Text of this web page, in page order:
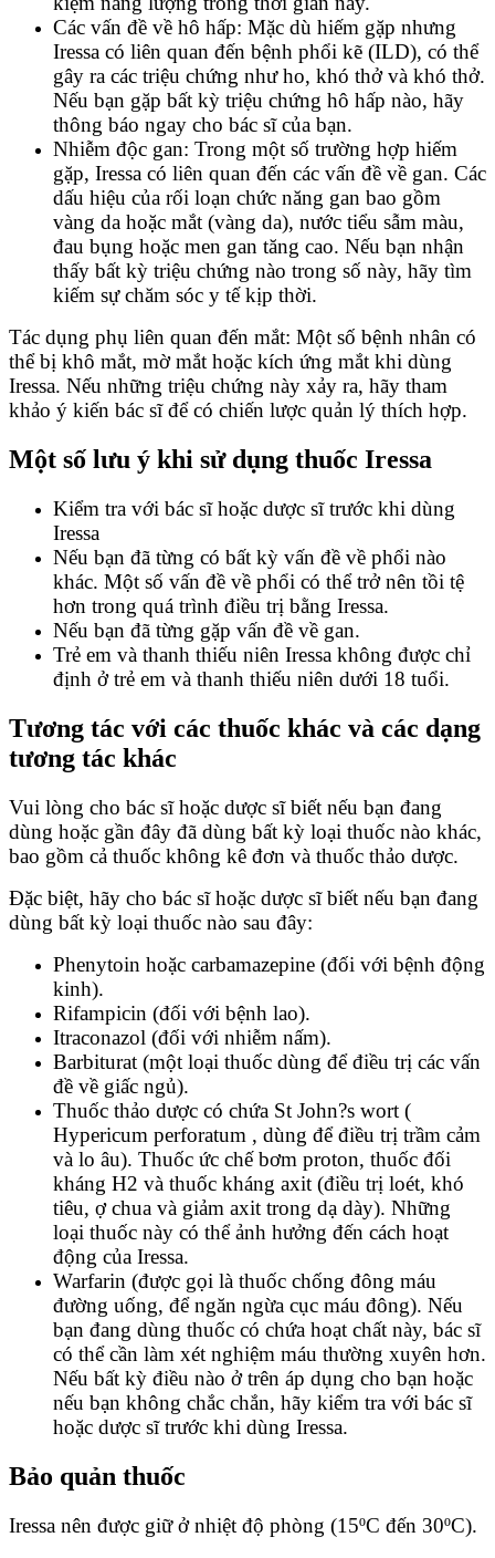
Các vấn đề về hô hấp: Mặc dù hiếm gặp nhưng
Iressa có liên quan đến bệnh phổi kẽ (ILD), có thể
gây ra các triệu chứng như ho, khó thở và khó thở.
Nếu bạn gặp bất kỳ triệu chứng hô hấp nào, hãy
thông báo ngay cho bác sĩ của bạn.
Nhiễm độc gan: Trong một số trường hợp hiếm
gặp, Iressa có liên quan đến các vấn đề về gan. Các
dấu hiệu của rối loạn chức năng gan bao gồm
vàng da hoặc mắt (vàng da), nước tiểu sẫm màu,
đau bụng hoặc men gan tăng cao. Nếu bạn nhận
thấy bất kỳ triệu chứng nào trong số này, hãy tìm
kiếm sự chăm sóc y tế kịp thời.
Tác dụng phụ liên quan đến mắt: Một số bệnh nhân có
thể bị khô mắt, mờ mắt hoặc kích ứng mắt khi dùng
Iressa. Nếu những triệu chứng này xảy ra, hãy tham
khảo ý kiến ​​bác sĩ để có chiến lược quản lý thích hợp.
Một số lưu ý khi sử dụng thuốc Iressa
Kiểm tra với bác sĩ hoặc dược sĩ trước khi dùng
Iressa
Nếu bạn đã từng có bất kỳ vấn đề về phổi nào
khác. Một số vấn đề về phổi có thể trở nên tồi tệ
hơn trong quá trình điều trị bằng Iressa.
Nếu bạn đã từng gặp vấn đề về gan.
Trẻ em và thanh thiếu niên Iressa không được chỉ
định ở trẻ em và thanh thiếu niên dưới 18 tuổi.
Tương tác với các thuốc khác và các dạng
tương tác khác
Vui lòng cho bác sĩ hoặc dược sĩ biết nếu bạn đang
dùng hoặc gần đây đã dùng bất kỳ loại thuốc nào khác,
bao gồm cả thuốc không kê đơn và thuốc thảo dược.
Đặc biệt, hãy cho bác sĩ hoặc dược sĩ biết nếu bạn đang
dùng bất kỳ loại thuốc nào sau đây:
Phenytoin hoặc carbamazepine (đối với bệnh động
kinh).
Rifampicin (đối với bệnh lao).
Itraconazol (đối với nhiễm nấm).
Barbiturat (một loại thuốc dùng để điều trị các vấn
đề về giấc ngủ).
Thuốc thảo dược có chứa St John?s wort (
Hypericum perforatum , dùng để điều trị trầm cảm
và lo âu). Thuốc ức chế bơm proton, thuốc đối
kháng H2 và thuốc kháng axit (điều trị loét, khó
tiêu, ợ chua và giảm axit trong dạ dày). Những
loại thuốc này có thể ảnh hưởng đến cách hoạt
động của Iressa.
Warfarin (được gọi là thuốc chống đông máu
đường uống, để ngăn ngừa cục máu đông). Nếu
bạn đang dùng thuốc có chứa hoạt chất này, bác sĩ
có thể cần làm xét nghiệm máu thường xuyên hơn.
Nếu bất kỳ điều nào ở trên áp dụng cho bạn hoặc
nếu bạn không chắc chắn, hãy kiểm tra với bác sĩ
hoặc dược sĩ trước khi dùng Iressa.
Bảo quản thuốc
Iressa nên được giữ ở nhiệt độ phòng (15ºC đến 30ºC).